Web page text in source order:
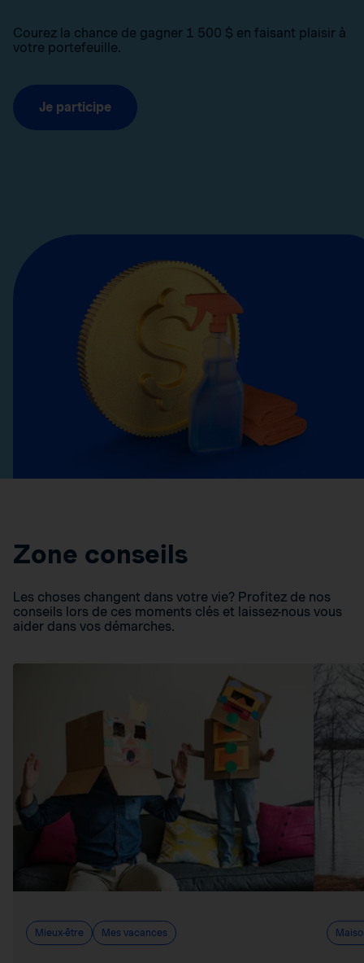
Courez la chance de gagner 1 500 $ en faisant plaisir à
votre portefeuille.
Je participe
Zone conseils
Les choses changent dans votre vie? Profitez de nos
conseils lors de ces moments clés et laissez-nous vous
aider dans vos démarches.
Mieux-être Mes vacances